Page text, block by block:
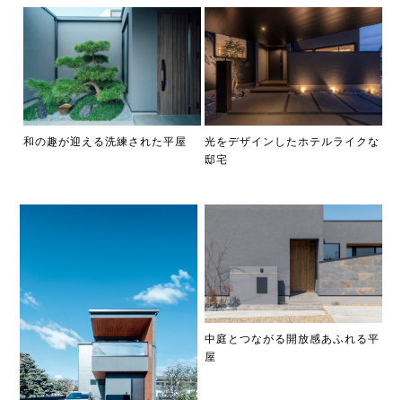
和の趣が迎える洗練された平屋
光をデザインしたホテルライクな
邸宅
中庭とつながる開放感あふれる平
屋